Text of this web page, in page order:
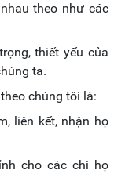
theo như các
thiết yếu của
ta.
chúng tôi là:
liên kết, nhận họ
cho các chi họ